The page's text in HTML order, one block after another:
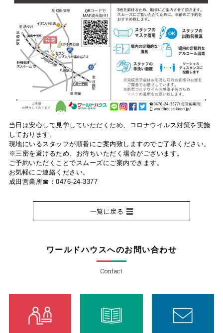
当日は安心して見学していただくため、コロナウイルス対策を実施
しております。
現地にいるスタッフが順番にご案内致しますのでご了承ください。
※三密を避けるため、お待ちいただく場合がございます。
ご予約いただくことでスムーズにご案内できます。
お気軽にご連絡ください。
成田営業所☎：0476-24-3377
一覧に戻る
ワールドハウスへのお問い合わせ
Contact